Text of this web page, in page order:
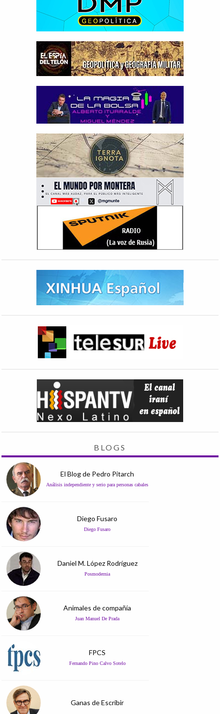
BLOGS
El Blog de Pedro Pitarch
Análisis independiente y serio para personas cabales
Diego Fusaro
Diego Fusaro
Daniel M. López Rodríguez
Posmodernia
Animales de compañía
Juan Manuel De Prada
FPCS
Fernando Pino Calvo Sotelo
Ganas de Escribir